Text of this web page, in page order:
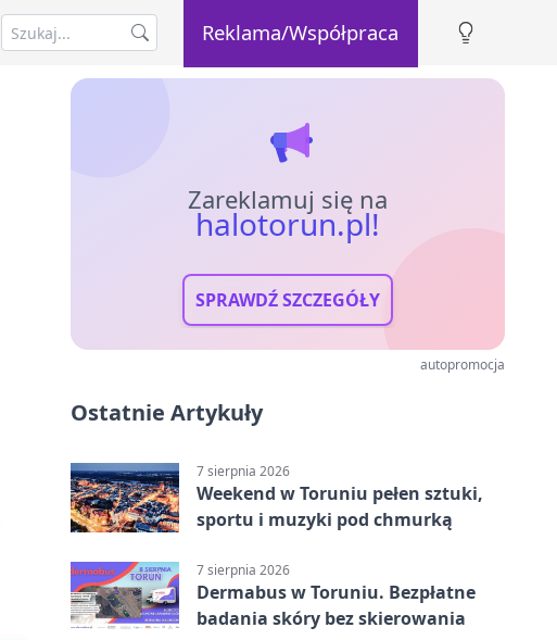
Reklama/Współpraca
Zareklamuj się na
halotorun.pl!
SPRAWDŹ SZCZEGÓŁY
autopromocja
Ostatnie Artykuły
7 sierpnia 2026
Weekend w Toruniu pełen sztuki,
sportu i muzyki pod chmurką
7 sierpnia 2026
Dermabus w Toruniu. Bezpłatne
badania skóry bez skierowania